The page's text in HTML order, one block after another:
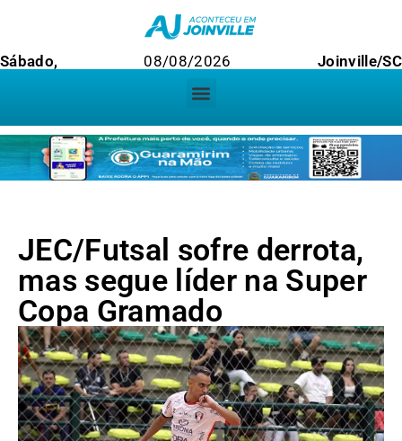
Sábado, 08/08/2026 Joinville/SC
JEC/Futsal sofre derrota,
mas segue líder na Super
Copa Gramado